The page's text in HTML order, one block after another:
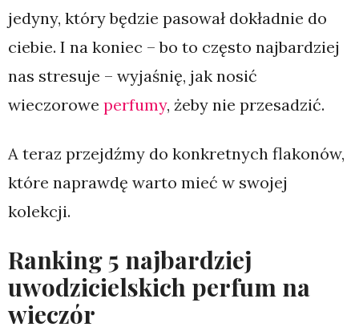
jedyny, który będzie pasował dokładnie do
ciebie. I na koniec – bo to często najbardziej
nas stresuje – wyjaśnię, jak nosić
wieczorowe perfumy, żeby nie przesadzić.
A teraz przejdźmy do konkretnych flakonów,
które naprawdę warto mieć w swojej
kolekcji.
Ranking 5 najbardziej
uwodzicielskich perfum na
wieczór